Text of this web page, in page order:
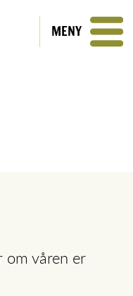
MENY
om våren er